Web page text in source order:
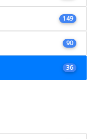
149
90
36